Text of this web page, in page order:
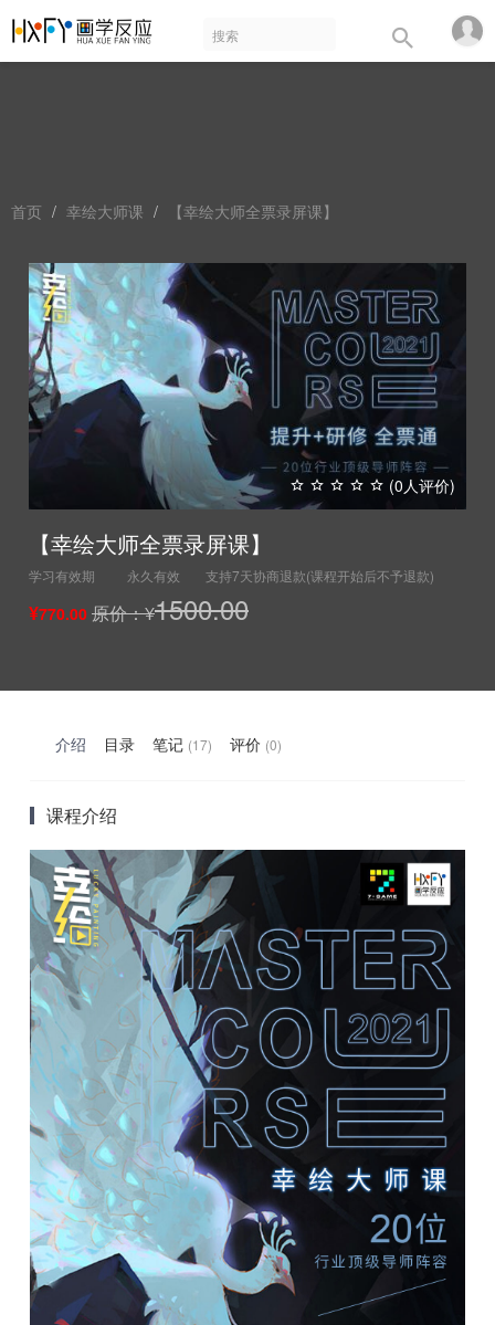
首页 幸绘大师课 【幸绘大师全票录屏课】
(0人评价)
【幸绘大师全票录屏课】
学习有效期 永久有效 支持7天协商退款(课程开始后不予退款)
¥770.00 原价：¥1500.00
介绍 目录 笔记 (17) 评价 (0)
课程介绍